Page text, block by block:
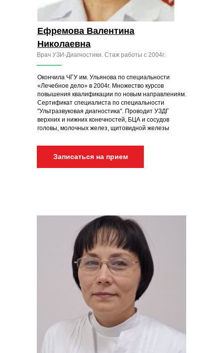
Врач УЗИ-Диагностики. Стаж работы с 2004г.
Ефремова Валентина
Николаевна
Окончила ЧГУ им. Ульянова по специальности
«Лечебное дело» в 2004г. Множество курсов
повышения квалификации по новым направлениям.
Сертификат специалиста по специальности
"Ультразвуковая диагностика". Проводит УЗДГ
верхних и нижних конечностей, БЦА и сосудов
головы, молочных желез, щитовидной железы
Записаться на прием